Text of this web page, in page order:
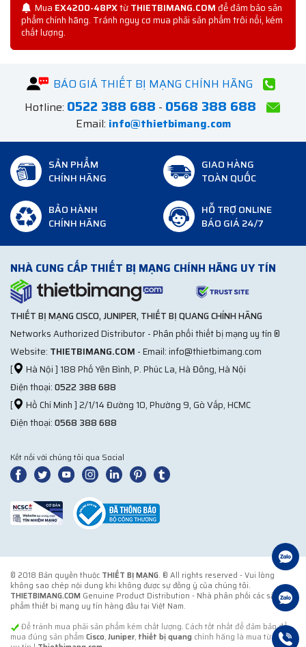
Mua EX4200-48PXtừTHIETBIMANG.COMđể đảm bảo sản
phẩm chính hãng. Tránh nguy cơ mua phải sản phẩm trôi nổi, kém
chất lượng.
BÁO GIÁ THIẾT BỊ MẠNG CHÍNH HÃNG
Hotline: 0522 388 688 - 0568 388 688
Email: info@thietbimang.com
SẢN PHẨM
CHÍNH HÃNG
GIAO HÀNG
TOÀN QUỐC
BẢO HÀNH
CHÍNH HÃNG
HỖ TRỢ ONLINE
BÁO GIÁ 24/7
NHÀ CUNG CẤP THIẾT BỊ MẠNG CHÍNH HÃNG UY TÍN
THIẾT BỊ MẠNG CISCO, JUNIPER, THIẾT BỊ QUANG CHÍNH HÃNG
Networks Authorized Distributor - Phân phối thiết bị mạng uy tín ®
Website: THIETBIMANG.COM - Email: info@thietbimang.com
[
Hà Nội ] 188 Phố Yên Bình, P. Phúc La, Hà Đông, Hà Nội
Điện thoại:0522 388 688
[
Hồ Chí Minh ] 2/1/14 Đường 10, Phường 9, Gò Vấp, HCMC
Điện thoại:0568 388 688
Kết nối với chúng tôi qua Social
© 2018 Bản quyền thuộc THIẾT BỊ MẠNG. ® All rights reserved - Vui lòng
không sao chép nội dung khi không được sự đồng ý của chúng tôi.
THIETBIMANG.COM Genuine Product Distribution - Nhà phân phối các sản
phẩm thiết bị mạng uy tín hàng đầu tại Việt Nam.
Để tránh mua phải sản phẩm kém chất lượng. Cách tốt nhất để đảm bảo để
mua đúng sản phẩm Cisco,Juniper, thiết bị quang chính hãng là mua từ đơn vị